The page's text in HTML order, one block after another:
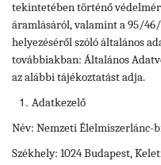
tekintetében történő
áramlásáról, valamint a 95/
helyezéséről szóló általános
továbbiakban: Általános
az alábbi tájékoztatást adja.
Adatkezelő
Név: Nemzeti Élelmiszerlánc-
Székhely: 1024 Budapest,